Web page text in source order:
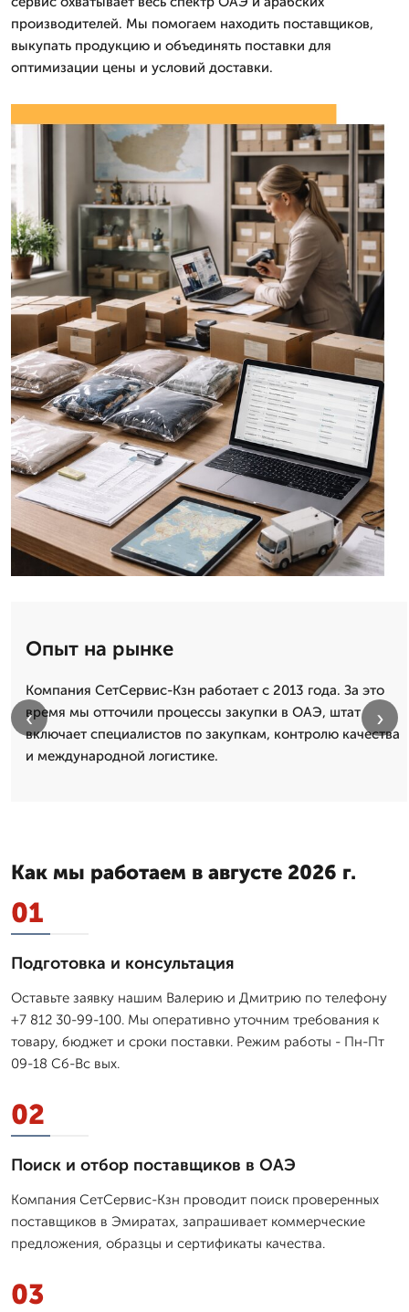
производителей. Мы помогаем находить поставщиков,
выкупать продукцию и объединять поставки для
оптимизации цены и условий доставки.
Опыт на рынке
Компания СетСервис-Кзн работает с 2013 года. За это
время мы отточили процессы закупки в ОАЭ, штат
включает специалистов по закупкам, контролю качества
и международной логистике.
‹ ›
Как мы работаем в августе 2026 г.
01
Подготовка и консультация
Оставьте заявку нашим Валерию и Дмитрию по телефону
+7 812 30-99-100. Мы оперативно уточним требования к
товару, бюджет и сроки поставки. Режим работы - Пн-Пт
09-18 Сб-Вс вых.
02
Поиск и отбор поставщиков в ОАЭ
Компания СетСервис-Кзн проводит поиск проверенных
поставщиков в Эмиратах, запрашивает коммерческие
предложения, образцы и сертификаты качества.
03